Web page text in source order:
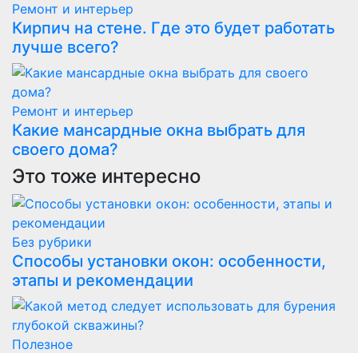
Ремонт и интерьер
Кирпич на стене. Где это будет работать
лучше всего?
Ремонт и интерьер
Какие мансардные окна выбрать для
своего дома?
Это тоже интересно
Без рубрики
Способы установки окон: особенности,
этапы и рекомендации
Полезнoe